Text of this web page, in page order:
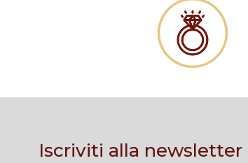
Iscriviti alla newsletter